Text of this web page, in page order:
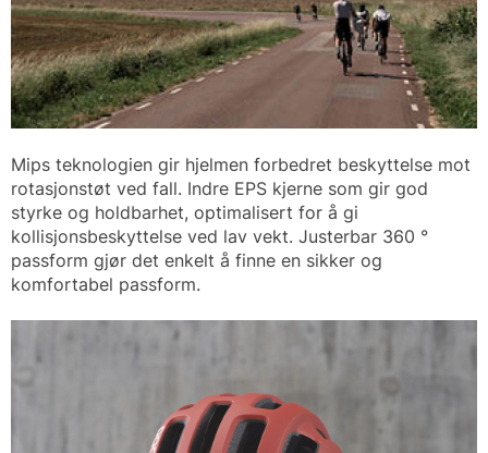
Mips teknologien gir hjelmen forbedret beskyttelse mot
rotasjonstøt ved fall. Indre EPS kjerne som gir god
styrke og holdbarhet, optimalisert for å gi
kollisjonsbeskyttelse ved lav vekt. Justerbar 360 °
passform gjør det enkelt å finne en sikker og
komfortabel passform.